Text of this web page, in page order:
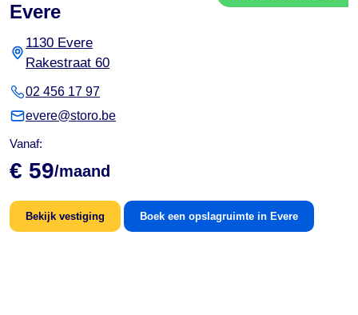
Evere
1130 Evere
Rakestraat 60
02 456 17 97
evere@storo.be
Vanaf:
€ 59/maand
Bekijk vestiging Boek een opslagruimte in Evere